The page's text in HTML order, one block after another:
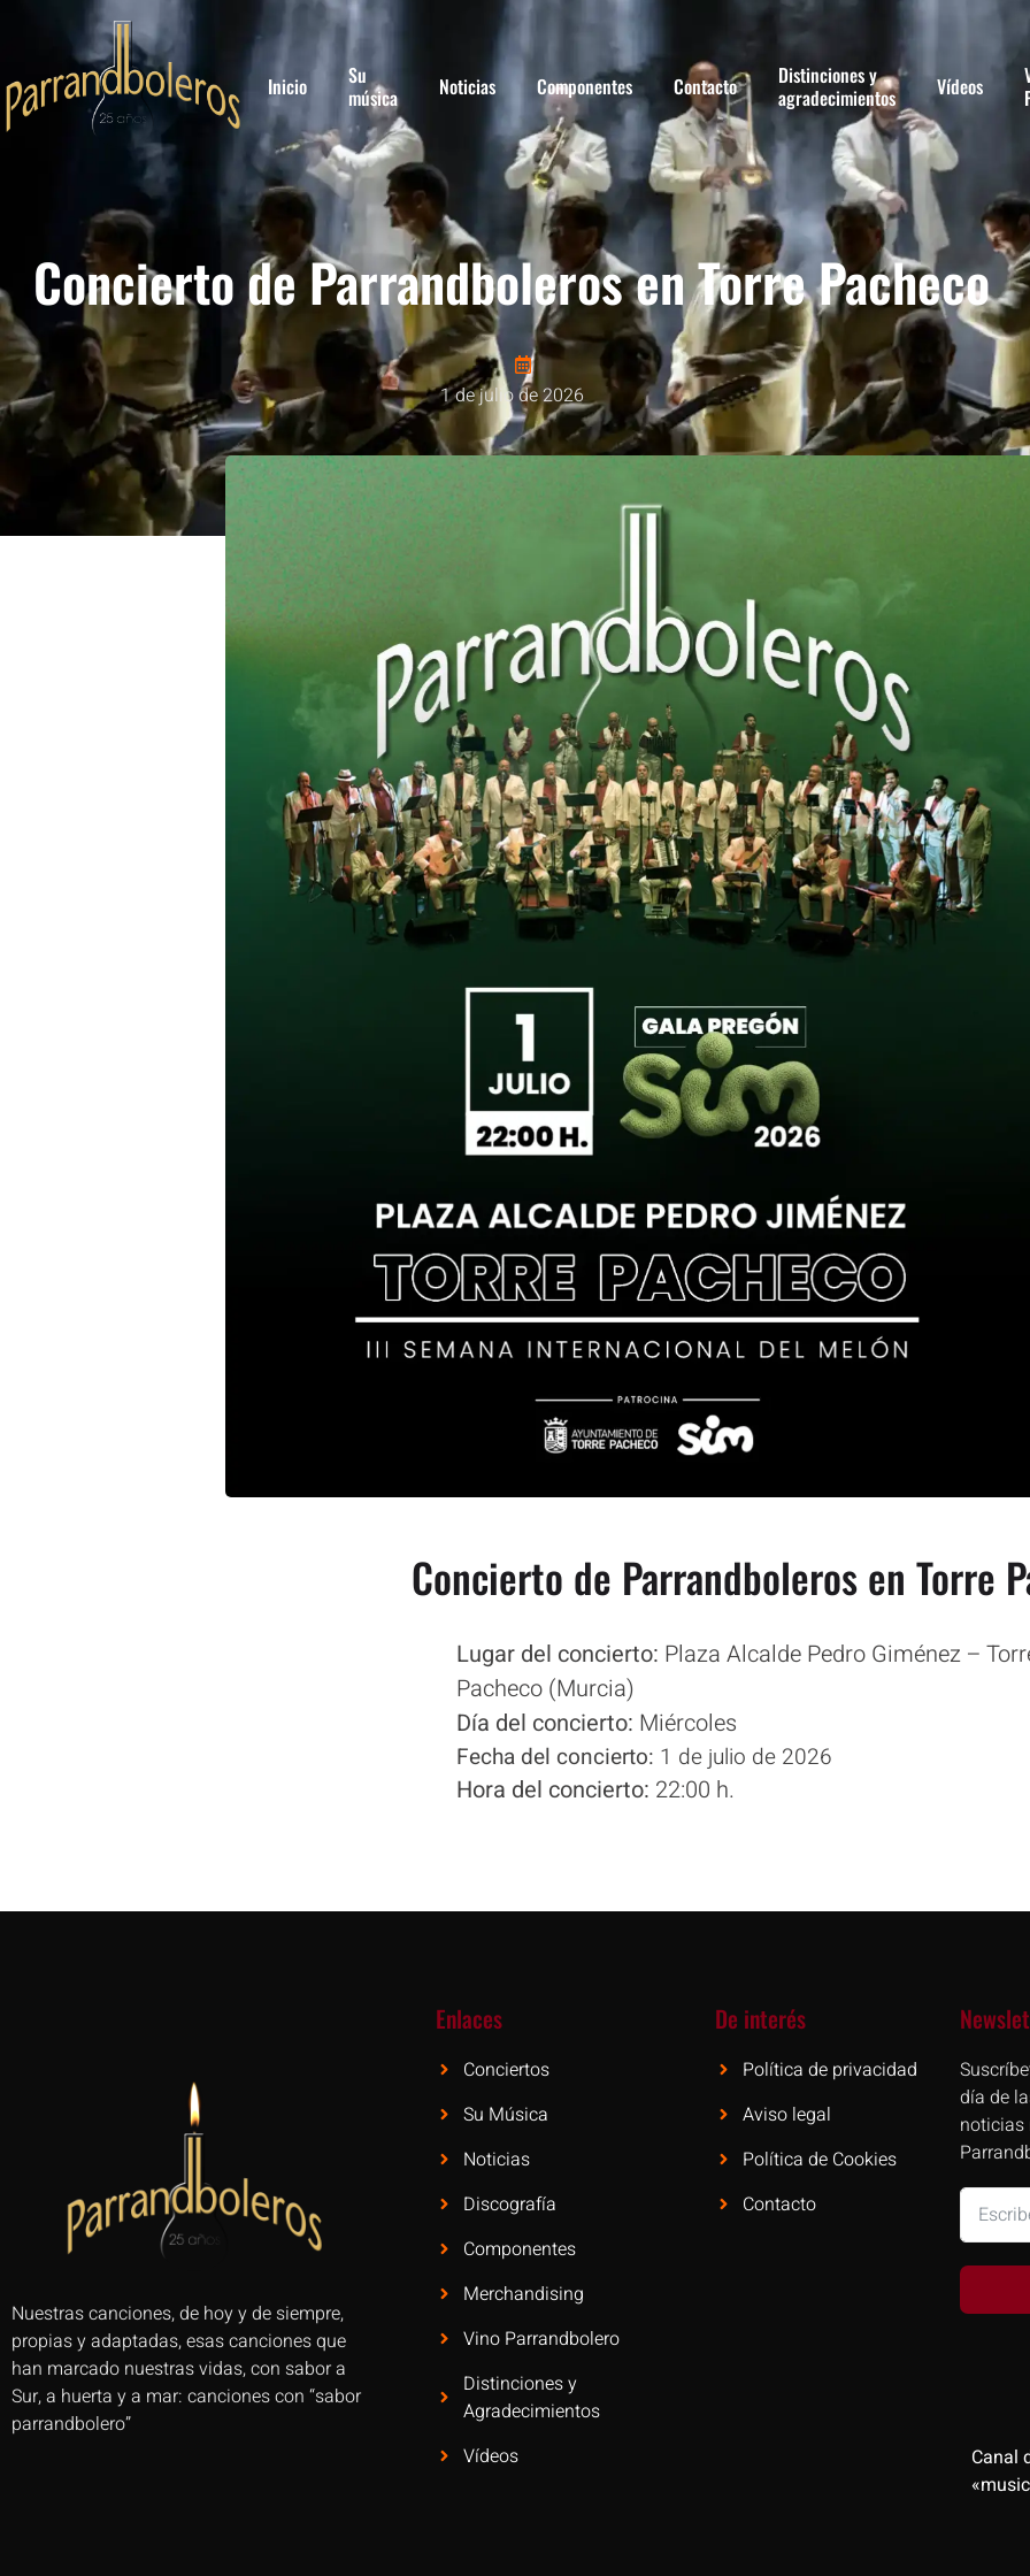
Inicio
Su
música
Noticias Componentes Contacto
Distinciones y
agradecimientos
Vídeos
Concierto de Parrandboleros en Torre Pacheco
1 de julio de 2026
Concierto de Parrandboleros en Torre
Lugar del concierto: Plaza Alcalde Pedro Giménez –
Pacheco (Murcia)
Día del concierto: Miércoles
Fecha del concierto: 1 de julio de 2026
Hora del concierto: 22:00 h.
Nuestras canciones, de hoy y de siempre,
propias y adaptadas, esas canciones que
han marcado nuestras vidas, con sabor a
Sur, a huerta y a mar: canciones con “sabor
parrandbolero”
Enlaces
Conciertos
Su Música
Noticias
Discografía
Componentes
Merchandising
Vino Parrandbolero
Distinciones y
Agradecimientos
Vídeos
De interés
Política de privacidad
Aviso legal
Política de Cookies
Contacto
día de
noticias
Canal